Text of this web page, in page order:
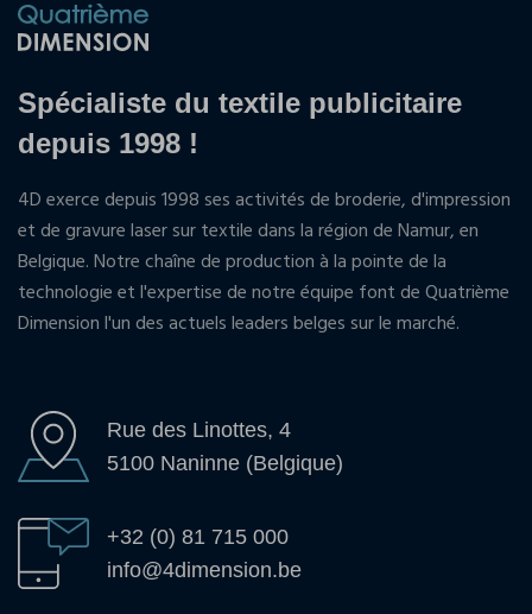
Spécialiste du textile publicitaire
depuis 1998 !
4D exerce depuis 1998 ses activités de broderie, d'impression
et de gravure laser sur textile dans la région de Namur, en
Belgique. Notre chaîne de production à la pointe de la
technologie et l'expertise de notre équipe font de Quatrième
Dimension l'un des actuels leaders belges sur le marché.
Rue des Linottes, 4
5100 Naninne (Belgique)
+32 (0) 81 715 000
info@4dimension.be